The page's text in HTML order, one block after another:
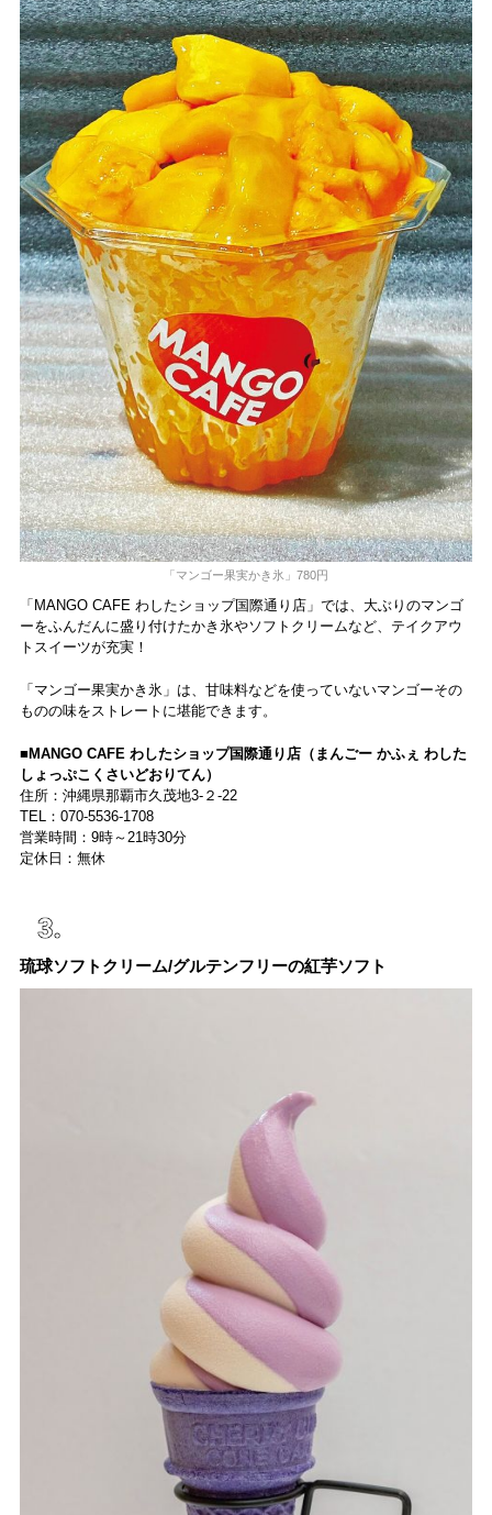
「マンゴー果実かき氷」780円
「MANGO CAFE わしたショップ国際通り店」では、大ぶりのマンゴ
ーをふんだんに盛り付けたかき氷やソフトクリームなど、テイクアウ
トスイーツが充実！
「マンゴー果実かき氷」は、甘味料などを使っていないマンゴーその
ものの味をストレートに堪能できます。
■MANGO CAFE わしたショップ国際通り店（まんごー かふぇ わした
しょっぷこくさいどおりてん）
住所：沖縄県那覇市久茂地3-２-22
TEL：070-5536-1708
営業時間：9時～21時30分
定休日：無休
琉球ソフトクリーム/グルテンフリーの紅芋ソフト